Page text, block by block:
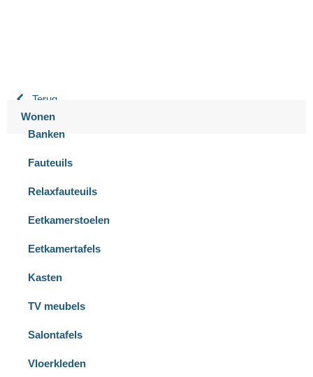
Terug
Wonen
Banken
Fauteuils
Relaxfauteuils
Eetkamerstoelen
Eetkamertafels
Kasten
TV meubels
Salontafels
Vloerkleden